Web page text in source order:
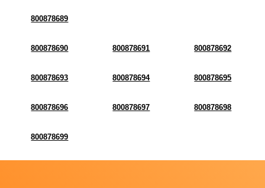
800878689
800878690 800878691 800878692
800878693 800878694 800878695
800878696 800878697 800878698
800878699